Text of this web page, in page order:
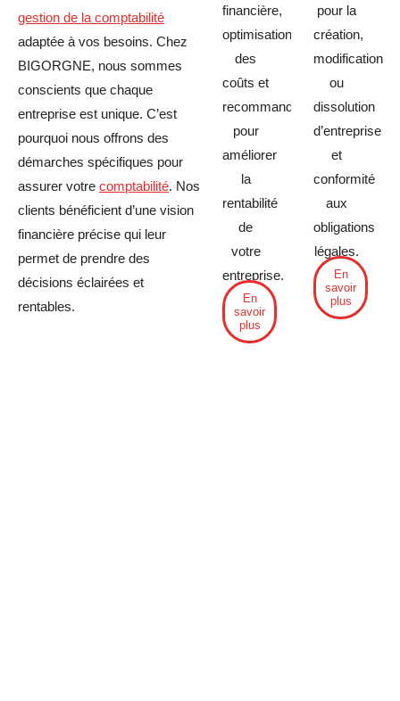
gestion de la comptabilité
adaptée à vos besoins. Chez
BIGORGNE, nous sommes
conscients que chaque
entreprise est unique. C’est
pourquoi nous offrons des
démarches spécifiques pour
assurer votre comptabilité. Nos
clients bénéficient d’une vision
financière précise qui leur
permet de prendre des
décisions éclairées et
rentables.
financière,
optimisation
des
coûts et
recommandations
pour
améliorer
la
rentabilité
de
votre
entreprise.
En
savoir
plus
pour la
création,
modification
ou
dissolution
d’entreprise
et
conformité
aux
obligations
légales.
En
savoir
plus